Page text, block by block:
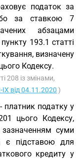
податок за
за ставкою 7
абзацами
193.1 статті
визначену
Кодексу.
208 із змінами,
від 04.11.2020 )
платник податку у
цього Кодексу,
суми
є підставою для
кредиту у